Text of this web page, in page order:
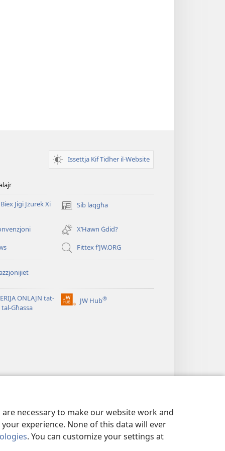
necessary to make our website work and
experience. None of this data will ever
. You can customize your settings at
Issettja Kif Tidher il-Website
Jiġi Jżurek Xi
Sib laqgħa
(opens
window)X’Hawn Ġdid?
Fittex f’JW.ORG
ONLAJN tat-
Għassa
JW Hub®
(opens